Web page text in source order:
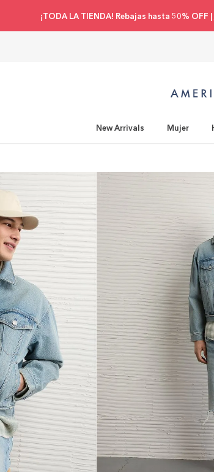
Compra con tu tarjeta de crédito 3 cuotas 0%
New Arrivals Mujer